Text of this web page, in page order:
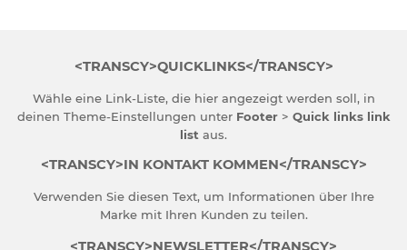
<TRANSCY>QUICKLINKS</TRANSCY>
Wähle eine Link-Liste, die hier angezeigt werden soll, in
deinen Theme-Einstellungen unter Footer> Quick links link
list aus.
<TRANSCY>IN KONTAKT KOMMEN</TRANSCY>
Verwenden Sie diesen Text, um Informationen über Ihre
Marke mit Ihren Kunden zu teilen.
<TRANSCY>NEWSLETTER</TRANSCY>